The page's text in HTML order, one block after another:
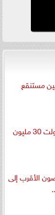
مستنقع
عبدالعزيز محسن يكتب: كيف تحولت 30 مليون
الأقرب إلى